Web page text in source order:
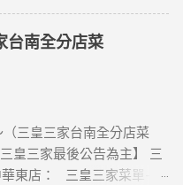
等待超便利 ✈️ 180天彈性開
兩人用，享受出國網路自
一送一 eSIM適用機型： ※
援 eSIM 功能。 ●不支援鎖
者客製機、網路分享器、
】
emap.aspx# 小編推
回購 注意事項 1.本優惠不得
品數量以各門市實際可販
間OPENPOINT會員需報
台南全分店菜
三皇三家台南全分店菜
皇三家最後公告為主】 三
華東店： 三皇三家菜單-台